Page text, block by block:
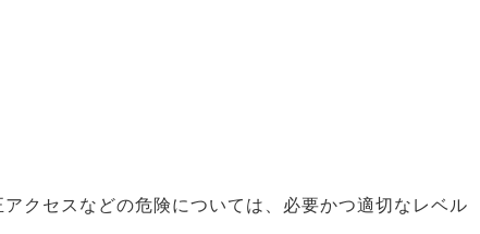
クセスなどの危険については、必要かつ適切なレベル